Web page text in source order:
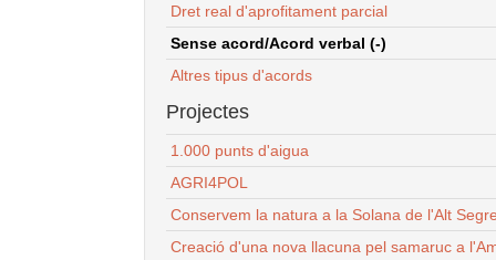
Dret real d'aprofitament parcial
Sense acord/Acord verbal (-)
Altres tipus d'acords
Projectes
1.000 punts d'aigua
AGRI4POL
Conservem la natura a la Solana de l'Alt
Creació d'una nova llacuna pel samaruc a